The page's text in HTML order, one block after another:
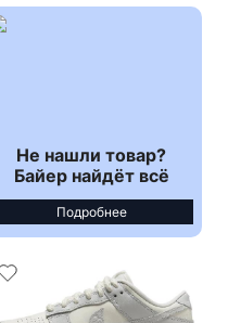
Не нашли товар?
Байер найдёт всё
Подробнее